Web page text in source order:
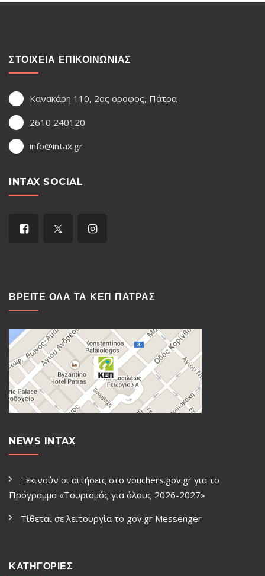
ΣΤΟΙΧΕΙΑ ΕΠΙΚΟΙΝΩΝΙΑΣ
Κανακάρη 110, 2ος οροφος, Πάτρα
2610 240120
info@intax.gr
INTAX SOCIAL
ΒΡΕΙΤΕ ΟΛΑ ΤΑ ΚΕΠ ΠΑΤΡΑΣ
NEWS INTAX
Ξεκινούν οι αιτήσεις στο vouchers.gov.gr για το
Πρόγραμμα «Τουρισμός για όλους 2026-2027»
Τίθεται σε λειτουργία το gov.gr Μessenger
ΚΑΤΗΓΟΡΙΕΣ